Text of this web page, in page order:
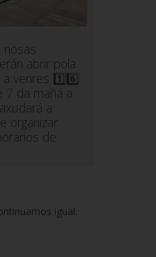
nosas
abrir pola
venres 1️⃣6️⃣
7 da mañá a
a
organizar
de
igual: